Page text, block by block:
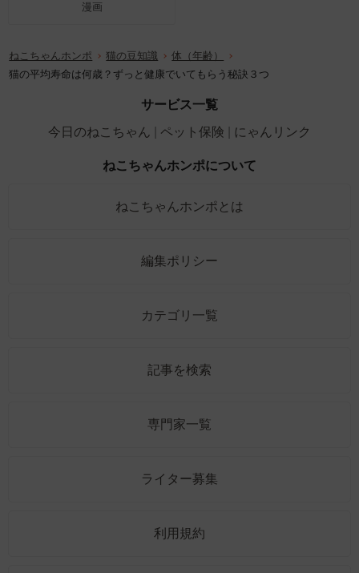
漫画
ねこちゃんホンポ 猫の豆知識
体（年齢）
猫の平均寿命は何歳？ずっと健康でいてもらう秘訣３つ
サービス一覧
今日のねこちゃん
ペット保険 にゃんリンク
ねこちゃんホンポについて
ねこちゃんホンポとは
編集ポリシー
カテゴリ一覧
記事を検索
専門家一覧
ライター募集
利用規約